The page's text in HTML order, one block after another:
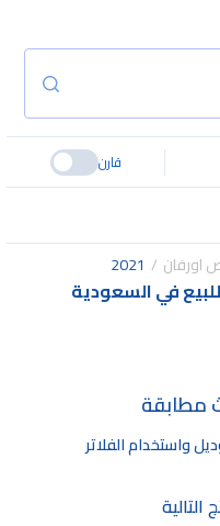
قارن
اورفان 2021
مطابقة
واستخدام الفلاتر
التالية